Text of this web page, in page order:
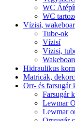
WC
WC
Vízisí,
Tube-ok
Vízisí
Vízisí,
Hidraulikus
Matricák,
Orr- és farsugár
Farsugár
Lewmar
Lewmar